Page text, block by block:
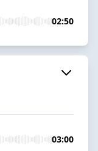
02:50
03:00